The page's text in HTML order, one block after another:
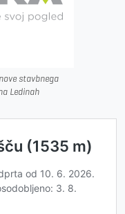
stavbnega
Ledinah